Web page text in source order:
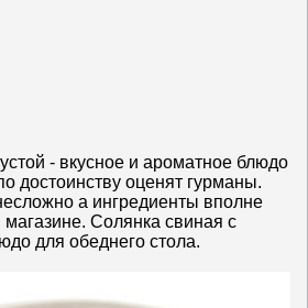
- вкусное и ароматное блюдо
достоинству оценят гурманы.
а ингредиенты вполне
Солянка свиная с
для обеднего стола.